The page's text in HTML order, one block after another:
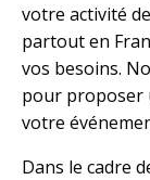
votre activité
partout en
vos besoins.
pour proposer
votre
Dans le cadre